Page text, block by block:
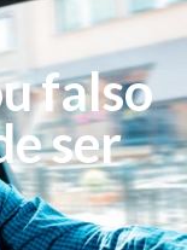
falso
ser